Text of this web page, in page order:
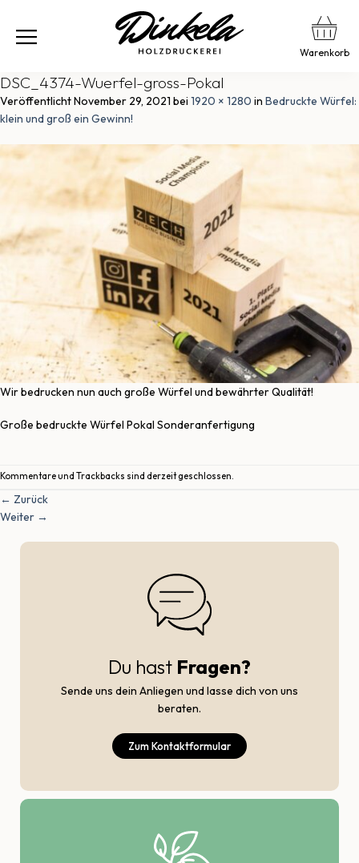
Warenkorb
DSC_4374-Wuerfel-gross-Pokal
VeröffentlichtNovember 29, 2021 bei 1920 × 1280 in Bedruckte Würfel:
klein und groß ein Gewinn!
Wir bedrucken nun auch große Würfel und bewährter Qualität!
Große bedruckte Würfel Pokal Sonderanfertigung
Kommentare und Trackbacks sind derzeit geschlossen.
← Zurück
Weiter →
Du hast Fragen?
Sende uns dein Anliegen und lasse dich von uns
beraten.
Zum Kontaktformular